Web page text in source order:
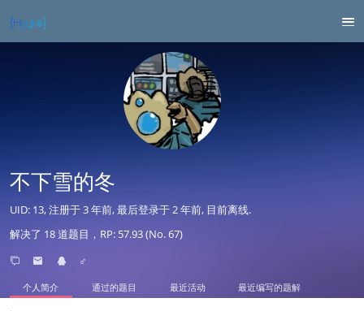
不下雪的冬
UID: 13, 注册于3 年前, 最后登录于2 年前, 目前离线.
解决了 18 道题目，RP: 57.93 (No. 67)
♂
个人简介 通过的题目 最近活动 最近编写的题解